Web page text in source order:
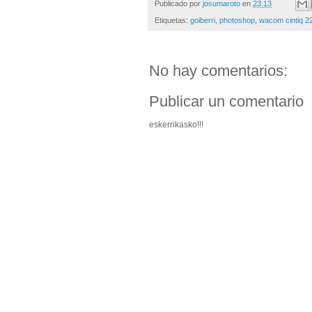
Publicado por josumaroto en 23:13
Etiquetas: goiberri photoshop wacom cintiq
No hay comentarios:
Publicar un comentario
eskerrikasko!!!